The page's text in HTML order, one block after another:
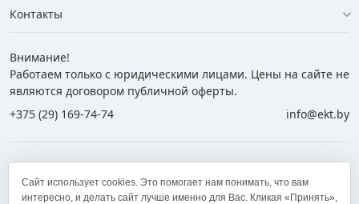
Контакты
Внимание!
Работаем только с юридическими лицами. Цены на сайте не
являются договором публичной оферты.
+375 (29) 169-74-74
info@ekt.by
+375 (17) 269-74-74
zakaz@ekt.by
Сайт использует cookies. Это помогает нам понимать, что вам
интересно, и делать сайт лучше именно для Вас. Кликая «Принять»,